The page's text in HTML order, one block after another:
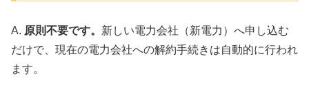
A. 原則不要です。 新しい電力会社（新電力）へ申し込む
だけで、現在の電力会社への解約手続きは自動的に行われ
ます。